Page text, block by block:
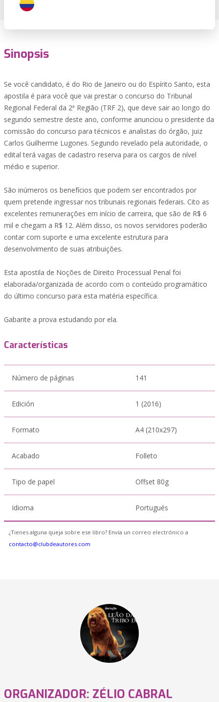
Sinopsis
Se você candidato, é do Rio de Janeiro ou do Espírito Santo, esta
apostila é para você que vai prestar o concurso do Tribunal
Regional Federal da 2ª Região (TRF 2), que deve sair ao longo do
segundo semestre deste ano, conforme anunciou o presidente da
comissão do concurso para técnicos e analistas do órgão, juiz
Carlos Guilherme Lugones. Segundo revelado pela autoridade, o
edital terá vagas de cadastro reserva para os cargos de nível
médio e superior.
São inúmeros os benefícios que podem ser encontrados por
quem pretende ingressar nos tribunais regionais federais. Cito as
excelentes remunerações em início de carreira, que são de R$ 6
mil e chegam a R$ 12. Além disso, os novos servidores poderão
contar com suporte e uma excelente estrutura para
desenvolvimento de suas atribuições.
Esta apostila de Noções de Direito Processual Penal foi
elaborada/organizada de acordo com o conteúdo programático
do último concurso para esta matéria específica.
Gabarite a prova estudando por ela.
Características
Número de páginas 141
Edición 1 (2016)
Formato A4 (210x297)
Acabado Folleto
Tipo de papel Offset 80g
Idioma Portugués
¿Tienes alguna queja sobre ese libro? Envía un correo electrónico a
contacto@clubdeautores.com
ORGANIZADOR: ZÉLIO CABRAL